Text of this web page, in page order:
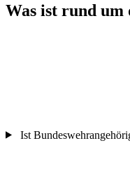
Was ist rund um
Ist